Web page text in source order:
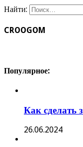
Найти:
CROOGOM
Популярное:
Как сделать
26.06.2024